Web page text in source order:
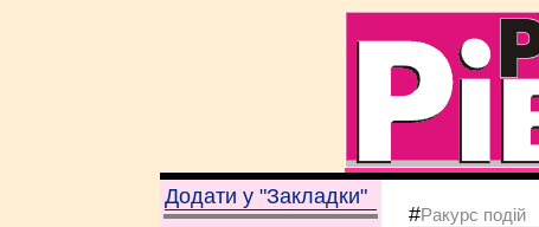
Додати у "Закладки"
#Ракурс подій